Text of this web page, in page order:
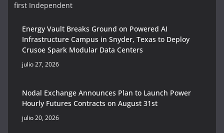
first Independent
Energy Vault Breaks Ground on Powered AI
Infrastructure Campus in Snyder, Texas to Deploy
Crusoe Spark Modular Data Centers
julio 27, 2026
Nodal Exchange Announces Plan to Launch Power
Hourly Futures Contracts on August 31st
julio 20, 2026